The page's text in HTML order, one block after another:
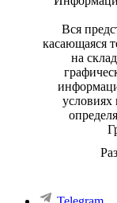
Вся
касающаяся
на
условиях